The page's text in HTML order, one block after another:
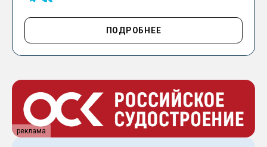
ПОДРОБНЕЕ
реклама